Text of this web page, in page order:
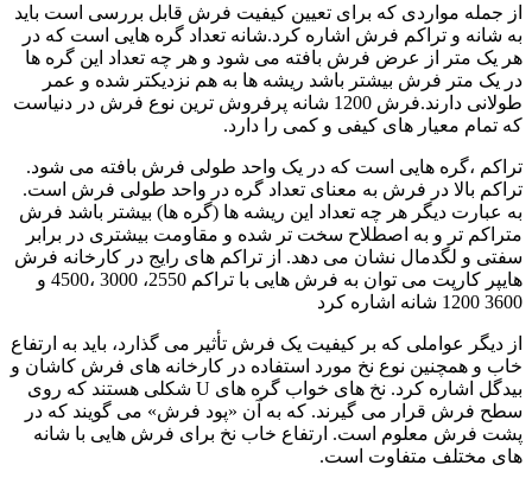
از جمله مواردی که برای تعیین کیفیت فرش قابل بررسی است باید
به شانه و تراکم فرش اشاره کرد.شانه تعداد گره هایی است که در
هر یک متر از عرض فرش بافته می شود و هر چه تعداد این گره ها
در یک متر فرش بیشتر باشد ریشه ها به هم نزدیکتر شده و عمر
طولانی دارند.فرش 1200 شانه پرفروش ترین نوع فرش در دنیاست
که تمام معیار های کیفی و کمی را دارد.
تراکم ،گره هایی است که در یک واحد طولی فرش بافته می شود.
تراکم بالا در فرش به معنای تعداد گره در واحد طولی فرش است.
به عبارت دیگر هر چه تعداد این ریشه ها (گره ها) بیشتر باشد فرش
متراکم تر و به اصطلاح سخت تر شده و مقاومت بیشتری در برابر
سفتی و لگدمال نشان می دهد. از تراکم های رایج در کارخانه فرش
هایپر کارپت می توان به فرش هایی با تراکم 2550، 3000 ،4500 و
3600 1200 شانه اشاره کرد
از دیگر عواملی که بر کیفیت یک فرش تأثیر می گذارد، باید به ارتفاع
خاب و همچنین نوع نخ مورد استفاده در کارخانه های فرش کاشان و
بیدگل اشاره کرد. نخ های خواب گره های U شکلی هستند که روی
سطح فرش قرار می گیرند. که به آن «پود فرش» می گویند که در
پشت فرش معلوم است. ارتفاع خاب نخ برای فرش هایی با شانه
های مختلف متفاوت است.